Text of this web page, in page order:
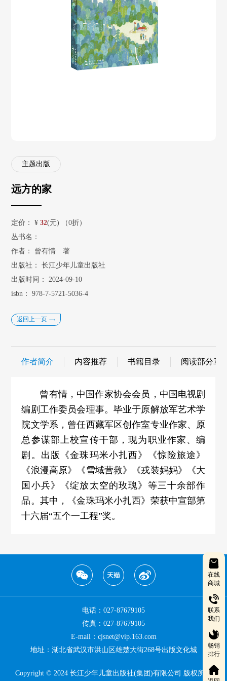
在线
商城
联系
我们
畅销
排行
主题出版
远方的家
定价： ¥32(元) （0折）
丛书名：
作者：
曾有情 著
出版社：
长江少年儿童出版社
出版时间：
2024-09-10
isbn：
978-7-5721-5036-4
返回上一页
作者简介 内容推荐 书籍目录 阅读部分章
曾有情，中国作家协会会员，中国电视剧
编剧工作委员会理事。毕业于原解放军艺术学
院文学系，曾任西藏军区创作室专业作家、原
总参谋部上校宣传干部，现为职业作家、编
剧。出版《金珠玛米小扎西》《惊险旅途》
《浪漫高原》《雪域营救》《戎装妈妈》《大
国小兵》《绽放太空的玫瑰》等三十余部作
品。其中，《金珠玛米小扎西》荣获中宣部第
十六届“五个一工程”奖。
电话：027-87679105
传真：027-87679105
E-mail：cjsnet@vip.163.com
地址：湖北省武汉市洪山区雄楚大街268号出版文化城
Copyright © 2024 长江少年儿童出版社(集团)有限公司 版权所有